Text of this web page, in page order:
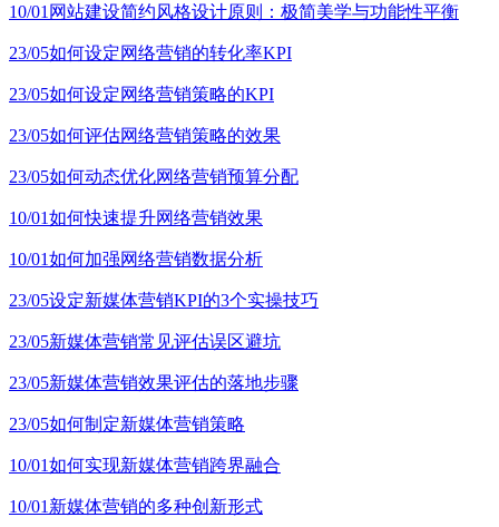
10/01 网站建设简约风格设计原则：极简美学与功能性平衡
23/05如何设定网络营销的转化率KPI
23/05如何设定网络营销策略的KPI
23/05如何评估网络营销策略的效果
23/05如何动态优化网络营销预算分配
10/01如何快速提升网络营销效果
10/01如何加强网络营销数据分析
23/05设定新媒体营销KPI的3个实操技巧
23/05新媒体营销常见评估误区避坑
23/05新媒体营销效果评估的落地步骤
23/05如何制定新媒体营销策略
10/01如何实现新媒体营销跨界融合
10/01 新媒体营销的多种创新形式